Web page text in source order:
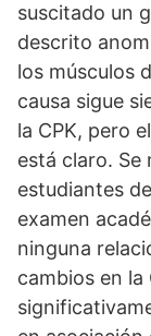
suscitado un
descrito
los músculos
causa sigue
la CPK, pero
está claro. Se
estudiantes
examen
ninguna
cambios en la